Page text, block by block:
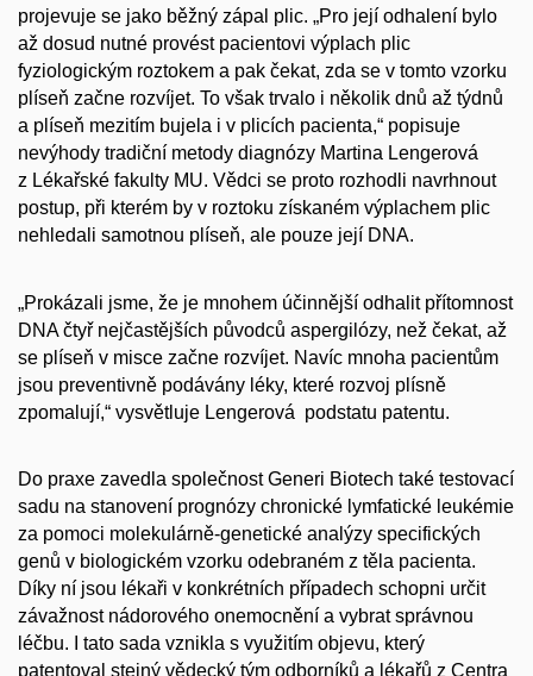
projevuje se jako běžný zápal plic. „Pro její odhalení bylo
až dosud nutné provést pacientovi výplach plic
fyziologickým roztokem a pak čekat, zda se v tomto vzorku
plíseň začne rozvíjet. To však trvalo i několik dnů až týdnů
a plíseň mezitím bujela i v plicích pacienta,“ popisuje
nevýhody tradiční metody diagnózy Martina Lengerová
z Lékařské fakulty MU. Vědci se proto rozhodli navrhnout
postup, při kterém by v roztoku získaném výplachem plic
nehledali samotnou plíseň, ale pouze její DNA.
„Prokázali jsme, že je mnohem účinnější odhalit přítomnost
DNA čtyř nejčastějších původců aspergilózy, než čekat, až
se plíseň v misce začne rozvíjet. Navíc mnoha pacientům
jsou preventivně podávány léky, které rozvoj plísně
zpomalují,“ vysvětluje Lengerová podstatu patentu.
Do praxe zavedla společnost Generi Biotech také testovací
sadu na stanovení prognózy chronické lymfatické leukémie
za pomoci molekulárně-genetické analýzy specifických
genů v biologickém vzorku odebraném z těla pacienta.
Díky ní jsou lékaři v konkrétních případech schopni určit
závažnost nádorového onemocnění a vybrat správnou
léčbu. I tato sada vznikla s využitím objevu, který
patentoval stejný vědecký tým odborníků a lékařů z Centra